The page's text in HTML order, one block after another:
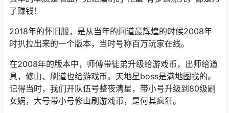
了赚钱！
2018年的怀旧服，是从当年的问道最辉煌的时候2008年
时扒拉出来的一个版本，当时号称百万玩家在线。
在2008年的版本中，师傅带徒弟升级给游戏币，出师给道
具，修山、刷道也给游戏币。天地星boss是满地图找的。
记得当时，我们开队伍号整夜清星，带小号升级到80级刷
女娲，大号带小号修山刷游戏币，是何其疯狂。